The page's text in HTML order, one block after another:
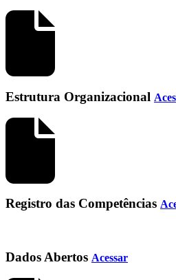
Estrutura Organizacional
Registro das Competências
Dados Abertos Acessar